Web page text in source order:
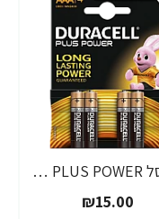
דורסל PLUS POWER סוללות AAA אריזת 4 יחידות - מבית Duracell
₪15.00